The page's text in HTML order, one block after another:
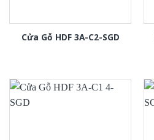
Cửa Gỗ HDF 3A-C2-SGD